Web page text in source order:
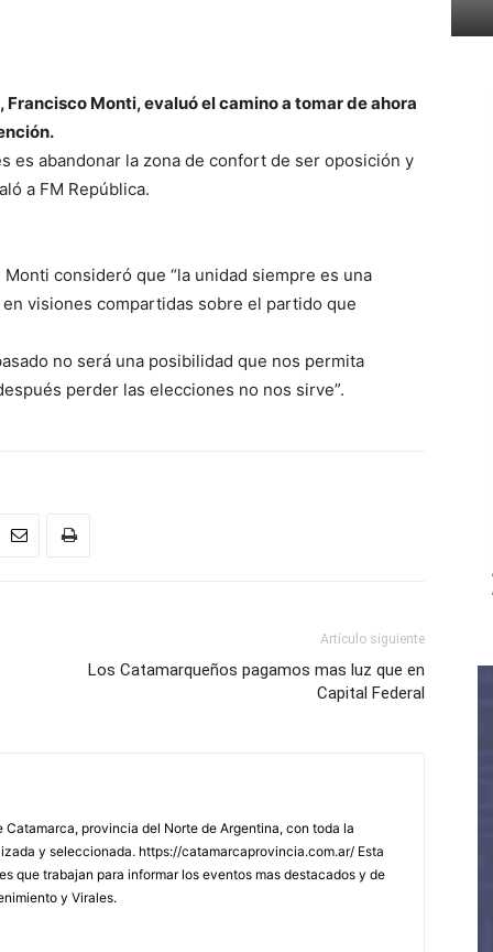
Monti, evaluó el camino a tomar de ahora
es abandonar la zona de confort de ser oposición y
a FM República.
consideró que “la unidad siempre es una
visiones compartidas sobre el partido que
no será una posibilidad que nos permita
perder las elecciones no nos sirve”.
Artículo siguiente
Los Catamarqueños pagamos mas luz que en
Capital Federal
provincia del Norte de Argentina, con toda la
y seleccionada. https://catamarcaprovincia.com.ar/ Esta
que trabajan para informar los eventos mas destacados y de
y Virales.